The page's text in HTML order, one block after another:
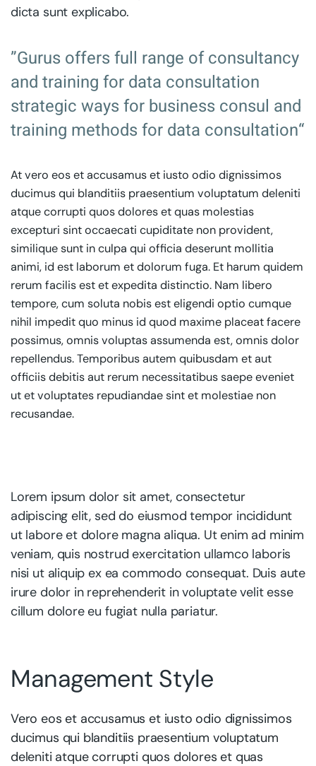
dicta sunt explicabo.
”Gurus offers full range of consultancy
and training for data consultation
strategic ways for business consul and
training methods for data consultation“
At vero eos et accusamus et iusto odio dignissimos
ducimus qui blanditiis praesentium voluptatum deleniti
atque corrupti quos dolores et quas molestias
excepturi sint occaecati cupiditate non provident,
similique sunt in culpa qui officia deserunt mollitia
animi, id est laborum et dolorum fuga. Et harum quidem
rerum facilis est et expedita distinctio. Nam libero
tempore, cum soluta nobis est eligendi optio cumque
nihil impedit quo minus id quod maxime placeat facere
possimus, omnis voluptas assumenda est, omnis dolor
repellendus. Temporibus autem quibusdam et aut
officiis debitis aut rerum necessitatibus saepe eveniet
ut et voluptates repudiandae sint et molestiae non
recusandae.
Lorem ipsum dolor sit amet, consectetur
adipiscing elit, sed do eiusmod tempor incididunt
ut labore et dolore magna aliqua. Ut enim ad minim
veniam, quis nostrud exercitation ullamco laboris
nisi ut aliquip ex ea commodo consequat. Duis aute
irure dolor in reprehenderit in voluptate velit esse
cillum dolore eu fugiat nulla pariatur.
Management Style
Vero eos et accusamus et iusto odio dignissimos
ducimus qui blanditiis praesentium voluptatum
deleniti atque corrupti quos dolores et quas